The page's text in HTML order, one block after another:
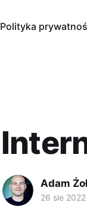
Polityka
Adam
26 sie 2022